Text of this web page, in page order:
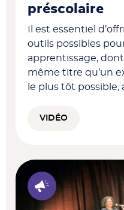
préscolaire
Il est essentiel
outils possibles
apprentissage,
même titre qu’un
le plus tôt possible,
VIDÉO